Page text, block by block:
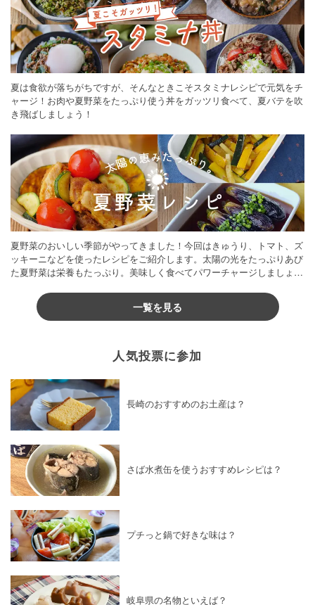
夏は食欲が落ちがちですが、そんなときこそスタミナレシピで元気をチ
ャージ！お肉や夏野菜をたっぷり使う丼をガッツリ食べて、夏バテを吹
き飛ばしましょう！
夏野菜のおいしい季節がやってきました！今回はきゅうり、トマト、ズ
ッキーニなどを使ったレシピをご紹介します。太陽の光をたっぷりあび
た夏野菜は栄養もたっぷり。美味しく食べてパワーチャージしましょう
一覧を見る
人気投票に参加
長崎のおすすめのお土産は？
さば水煮缶を使うおすすめレシピは？
プチっと鍋で好きな味は？
岐阜県の名物といえば？